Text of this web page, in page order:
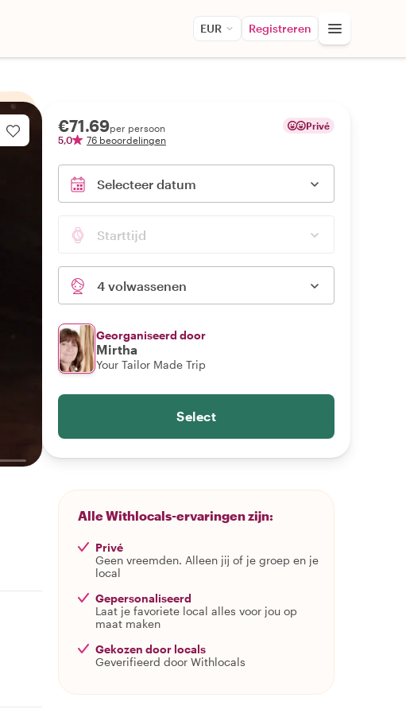
EUR Registreren
€71.69per persoon
5,0
76 beoordelingen
Privé
Selecteer datum
Starttijd
4 volwassenen
Georganiseerd door
Mirtha
Your Tailor Made Trip
Select
Alle Withlocals-ervaringen zijn:
Privé
Geen vreemden. Alleen jij of je groep en je
local
Gepersonaliseerd
Laat je favoriete local alles voor jou op
maat maken
Gekozen door locals
Geverifieerd door Withlocals